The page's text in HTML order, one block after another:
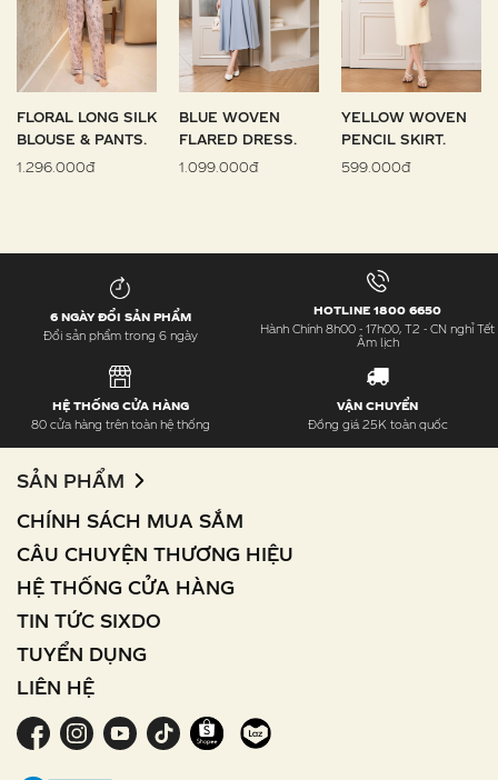
FLORAL LONG SILK
BLOUSE & PANTS.
1.296.000đ
BLUE WOVEN
FLARED DRESS.
1.099.000đ
YELLOW WOVEN
PENCIL SKIRT.
599.000đ
6 NGÀY ĐỔI SẢN PHẨM
Đổi sản phẩm trong 6 ngày
HOTLINE 1800 6650
Hành Chính 8h00 - 17h00, T2 - CN nghỉ Tết
Âm lịch
HỆ THỐNG CỬA HÀNG
80 cửa hàng trên toàn hệ thống
VẬN CHUYỂN
Đồng giá 25K toàn quốc
SẢN PHẨM
CHÍNH SÁCH MUA SẮM
CÂU CHUYỆN THƯƠNG HIỆU
HỆ THỐNG CỬA HÀNG
TIN TỨC SIXDO
TUYỂN DỤNG
LIÊN HỆ